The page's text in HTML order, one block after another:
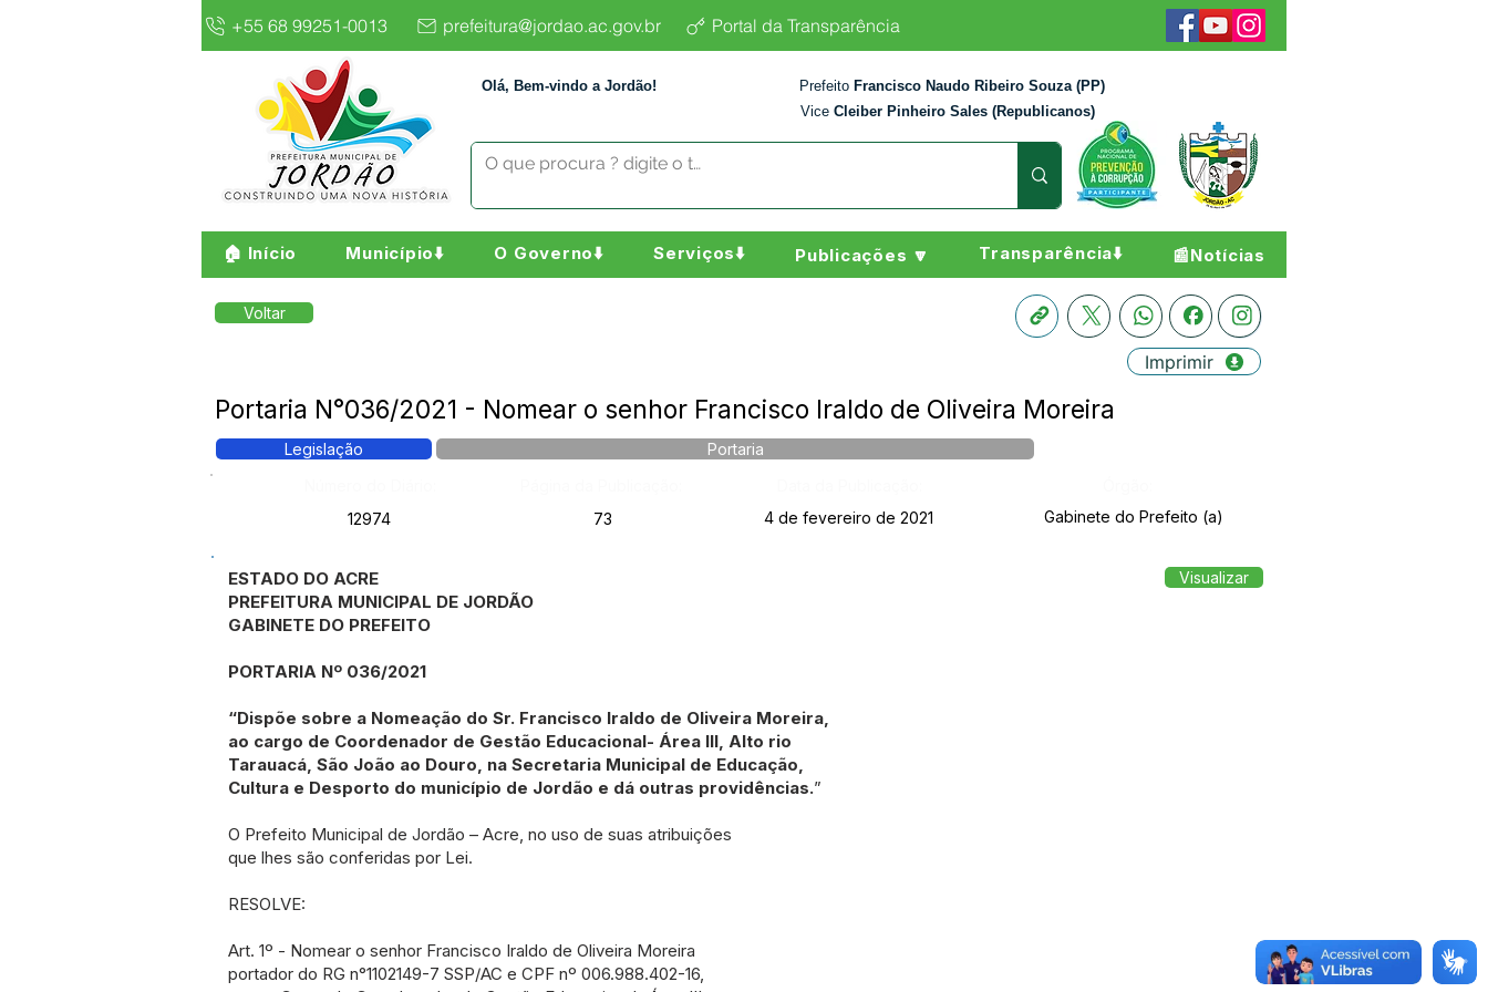
+55 68 99251-0013 prefeitura@jordao.ac.gov.br Portal da Transparência
Olá, Bem-vindo a Jordão! Prefeito Francisco Naudo Ribeiro Souza (PP)
Vice Cleiber Pinheiro Sales (Republicanos)
🏠 Início Município⬇️ O Governo⬇️ Serviços⬇️ Publicações 🔽 Transparência⬇️ 📰Notícias
Voltar
Imprimir
Portaria N°036/2021 - Nomear o senhor Francisco Iraldo de Oliveira Moreira
Legislação
Portaria
12974
73 4 de fevereiro de 2021 Gabinete do Prefeito (a)
ESTADO DO ACRE
PREFEITURA MUNICIPAL DE JORDÃO
GABINETE DO PREFEITO
PORTARIA Nº 036/2021
“Dispõe sobre a Nomeação do Sr. Francisco Iraldo de Oliveira Moreira,
ao cargo de Coordenador de Gestão Educacional- Área III, Alto rio
Tarauacá, São João ao Douro, na Secretaria Municipal de Educação,
Cultura e Desporto do município de Jordão e dá outras providências.”
O Prefeito Municipal de Jordão – Acre, no uso de suas atribuições
que lhes são conferidas por Lei.
RESOLVE:
Art. 1º - Nomear o senhor Francisco Iraldo de Oliveira Moreira
portador do RG n°1102149-7 SSP/AC e CPF nº 006.988.402-16,
Visualizar